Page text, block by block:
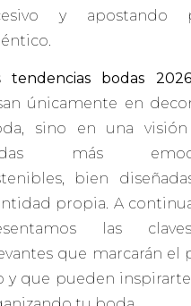
y
tendencias bodas 2026
únicamente en
sino en una
más
bien
propia. A
las
que marcarán el
y que pueden